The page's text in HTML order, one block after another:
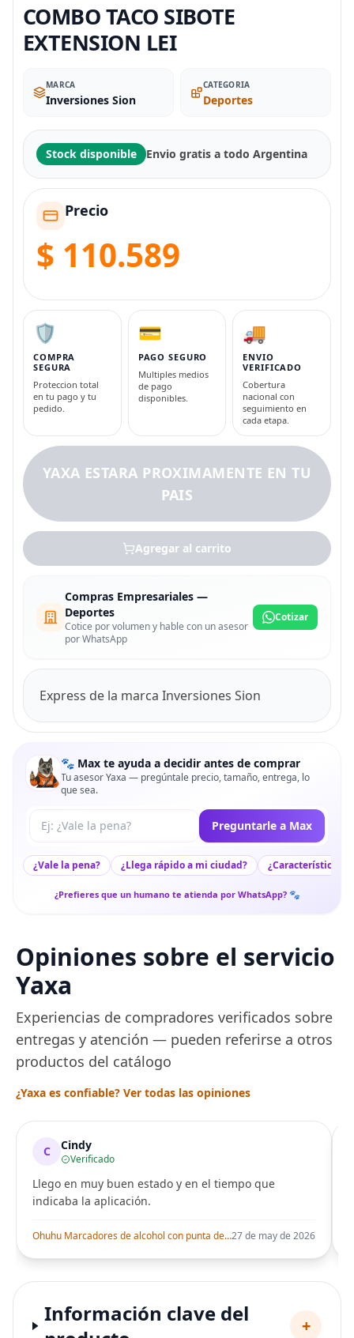
COMBO TACO SIBOTE
EXTENSION LEI
MARCA
Inversiones Sion
CATEGORIA
Deportes
Stock disponible Envio gratis a todo Argentina
Precio
$ 110.589
🛡️
COMPRA
SEGURA
Proteccion total
en tu pago y tu
pedido.
💳
PAGO SEGURO
Multiples medios
de pago
disponibles.
🚚
ENVIO
VERIFICADO
Cobertura
nacional con
seguimiento en
cada etapa.
YAXA ESTARA PROXIMAMENTE EN TU
PAIS
Agregar al carrito
Compras Empresariales —
Deportes
Cotice por volumen y hable con un asesor
por WhatsApp
Cotizar
Express de la marca Inversiones Sion
🐾 Max te ayuda a decidir antes de comprar
Tu asesor Yaxa — pregúntale precio, tamaño, entrega, lo
que sea.
Tu pregunta a Max Preguntarle a Max
¿Vale la pena? ¿Llega rápido a mi ciudad? ¿Características
¿Prefieres que un humano te atienda por WhatsApp? 🐾
Opiniones sobre el servicio
Yaxa
Experiencias de compradores verificados sobre
entregas y atención — pueden referirse a otros
productos del catálogo
¿Yaxa es confiable? Ver todas las opiniones
C Cindy
Verificado
Llego en muy buen estado y en el tiempo que
indicaba la aplicación.
Ohuhu Marcadores de alcohol con punta de pincel – Juego de marcadores artísticos de doble punta con certificación AP para artistas adultos27 de may de 2026
Información clave del
+